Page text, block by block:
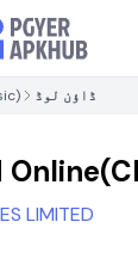
ڈاؤن لوڈ
LIMITED